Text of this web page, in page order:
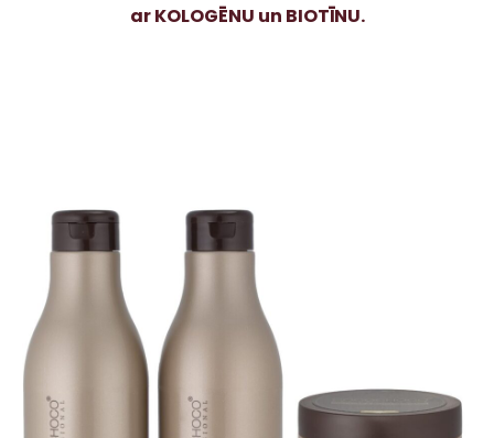
ar KOLOGĒNU un BIOTĪNU.